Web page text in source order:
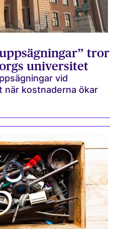
tror
universitet
vid
när kostnaderna ökar